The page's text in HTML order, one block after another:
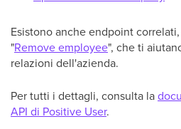
Esistono anche endpoint
"Remove employee", che ti
relazioni dell'azienda.
Per tutti i dettagli, consulta la
API di Positive User.